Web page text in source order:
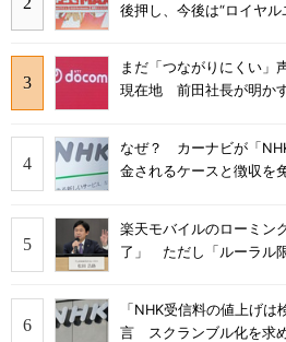
後押し、今後は“ロイヤル
まだ「つながりにくい」
現在地 前田社長が明か
なぜ？ カーナビが「
金されるケースと徴収を
楽天モバイルのローミン
了」 ただし「ルーラル
「NHK受信料の値上げ
言 スクランブル化を求